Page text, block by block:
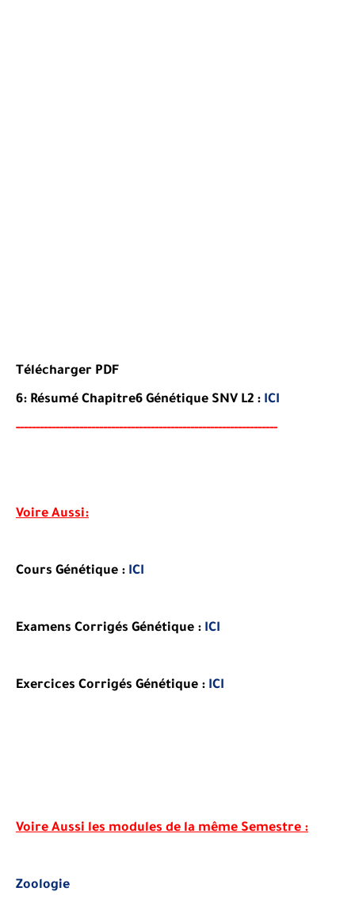
Télécharger PDF
6: Résumé Chapitre6 Génétique SNV L2 : ICI
------------------------------------------------------------------
Voire Aussi:
Cours Génétique : ICI
Examens Corrigés Génétique : ICI
Exercices Corrigés Génétique : ICI
Voire Aussi les modules de la même Semestre:
Zoologie